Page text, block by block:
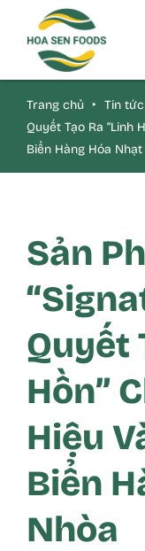
Trang chủ ‣ Tin tức
Quyết Tạo Ra “Linh
Biển Hàng Hóa Nhạt
Sản
Quyết
Hồn”
Hiệu
Biển
Nhòa